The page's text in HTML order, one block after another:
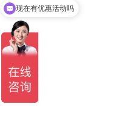
现在有优惠活动吗